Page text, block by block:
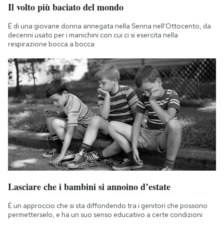
Il volto più baciato del mondo
È di una giovane donna annegata nella Senna nell'Ottocento, da
decenni usato per i manichini con cui ci si esercita nella
respirazione bocca a bocca
Lasciare che i bambini si annoino d’estate
È un approccio che si sta diffondendo tra i genitori che possono
permetterselo, e ha un suo senso educativo a certe condizioni